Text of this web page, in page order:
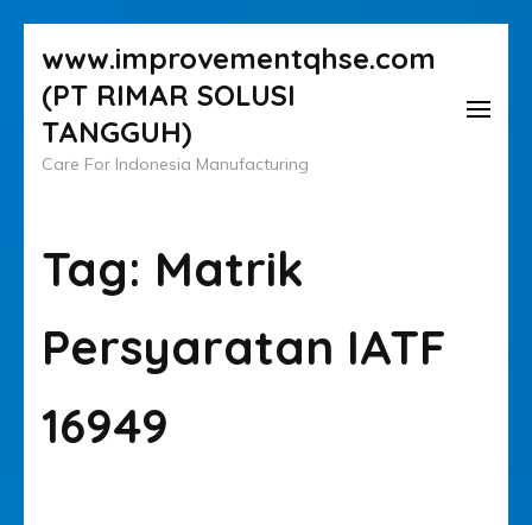
ke
konten
(Tekan
Enter)
www.improvementqhse.com
(PT RIMAR SOLUSI
TANGGUH)
Care For Indonesia Manufacturing
Tag: Matrik
Persyaratan IATF
16949